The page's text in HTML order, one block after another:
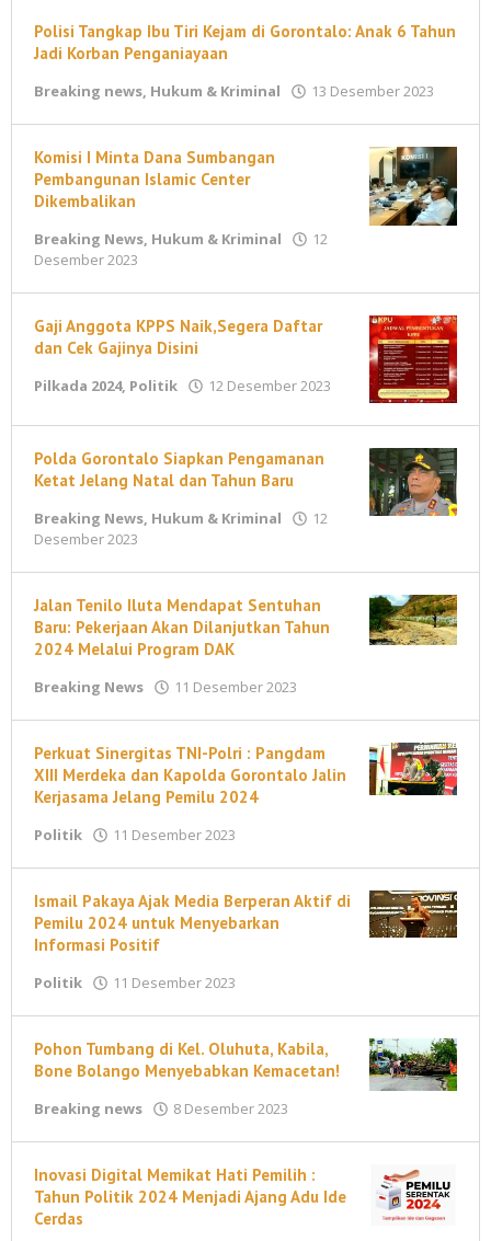
Ahmad
Polisi Tangkap Ibu Tiri Kejam di Gorontalo: Anak 6 Tahun
Jadi Korban Penganiayaan
Breaking news, Hukum & Kriminal 13 Desember 2023
Komisi I Minta Dana Sumbangan
Pembangunan Islamic Center
Dikembalikan
Breaking News, Hukum & Kriminal
12
Desember 2023
Ahmad
Gaji Anggota KPPS Naik,Segera Daftar
dan Cek Gajinya Disini
Pilkada 2024, Politik 12 Desember 2023
oleh
maleonews.com
Polda Gorontalo Siapkan Pengamanan
Ketat Jelang Natal dan Tahun Baru
Breaking News, Hukum & Kriminal
12
Desember 2023
Ahmad
Jalan Tenilo Iluta Mendapat Sentuhan
Baru: Pekerjaan Akan Dilanjutkan Tahun
2024 Melalui Program DAK
Breaking News 11 Desember 2023
Ahmad
Perkuat Sinergitas TNI-Polri : Pangdam
XIII Merdeka dan Kapolda Gorontalo Jalin
Kerjasama Jelang Pemilu 2024
Politik 11 Desember 2023
Ahmad
Ismail Pakaya Ajak Media Berperan Aktif di
Pemilu 2024 untuk Menyebarkan
Informasi Positif
Politik 11 Desember 2023
Ahmad
Pohon Tumbang di Kel. Oluhuta, Kabila,
Bone Bolango Menyebabkan Kemacetan!
Breaking news 8 Desember 2023
Ahmad
Inovasi Digital Memikat Hati Pemilih :
Tahun Politik 2024 Menjadi Ajang Adu Ide
Cerdas